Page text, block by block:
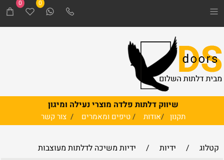
שיווק דלתות פלדה מוצרי נעילה ומיגון
תקנון /אודות /טיפים ומאמרים /צור קשר
0 0
קטלוג / ידיות / ידיות משיכה לדלתות מעוצבות